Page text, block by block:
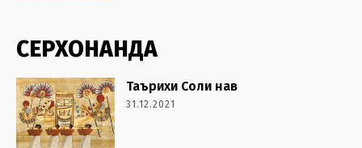
СЕРХОНАНДА
Таърихи Соли нав
31.12.2021